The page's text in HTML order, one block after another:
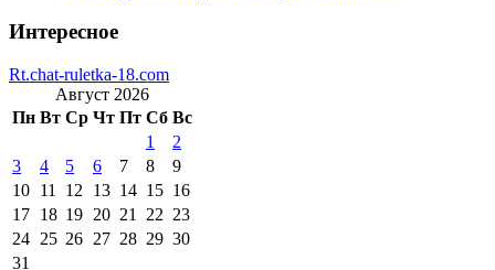
Интересное
Rt.chat-ruletka-18.com
Август 2026
Пн Вт Ср Чт Пт Сб Вс
1
2
3
4 5 6 7 8
9
10 11 12 13 14 15 16
17 18 19 20 21 22 23
24 25 26 27 28 29 30
31